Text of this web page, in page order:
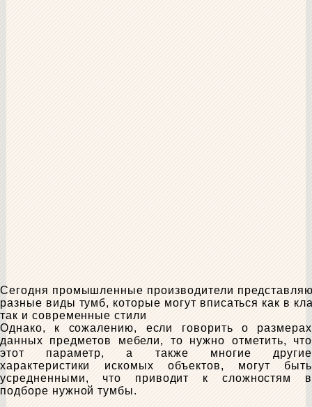
Сегодня промышленные производители
разные виды тумб, которые могут вписаться как в
так и современные стили
Однако, к сожалению, если говорить о размерах
данных предметов мебели, то нужно отметить, что
этот параметр, а также многие другие
характеристики искомых объектов, могут быть
усредненными, что приводит к сложностям в
подборе нужной тумбы.